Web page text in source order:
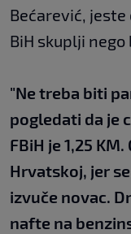
Bećarević,
BiH skuplji nego
"Ne treba biti
pogledati da je
FBiH je 1,25
Hrvatskoj, jer
izvuče novac.
nafte na